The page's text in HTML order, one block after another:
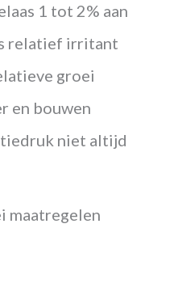
1 tot 2% aan
relatief irritant
groei
en bouwen
niet altijd
maatregelen